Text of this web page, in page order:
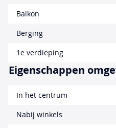
Balkon
Berging
1e verdieping
Eigenschappen
In het centrum
Nabij winkels